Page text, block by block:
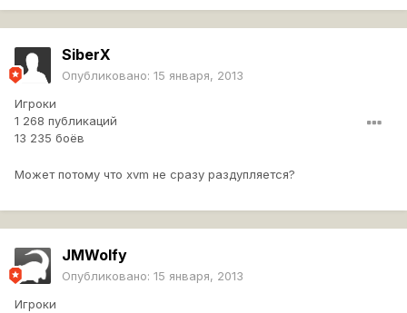
SiberX
Опубликовано: 15 января, 2013
Игроки
1 268 публикаций
13 235 боёв
Может потому что xvm не сразу раздупляется?
JMWolfy
Опубликовано: 15 января, 2013
Игроки